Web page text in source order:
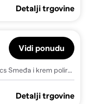
Detalji trgovine
Set sofe s jastukom s jastukom 9 pcs Smeđa i krem poliratan
Vidi ponudu
Detalji trgovine